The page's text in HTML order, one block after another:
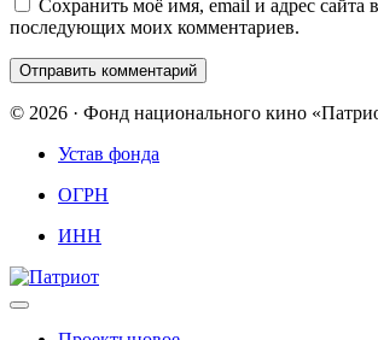
Сохранить моё имя, email и адрес сайта
последующих моих комментариев.
© 2026 · Фонд национального кино
Устав фонда
ОГРН
ИНН